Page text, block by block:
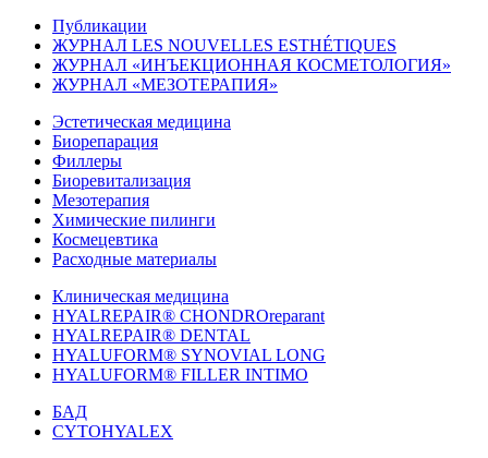
Публикации
ЖУРНАЛ LES NOUVELLES ESTHÉTIQUES
ЖУРНАЛ «ИНЪЕКЦИОННАЯ КОСМЕТОЛОГИЯ»
ЖУРНАЛ «МЕЗОТЕРАПИЯ»
Эстетическая медицина
Биорепарация
Филлеры
Биоревитализация
Мезотерапия
Химические пилинги
Космецевтика
Расходные материалы
Клиническая медицина
HYALREPAIR® CHONDROreparant
HYALREPAIR® DENTAL
HYALUFORM® SYNOVIAL LONG
HYALUFORM® FILLER INTIMO
БАД
CYTOHYALEX